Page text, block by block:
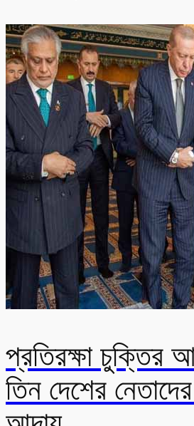
প্রতিরক্ষা চুক্তির
তিন দেশের